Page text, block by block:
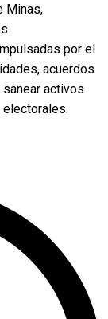
Minas,
por el
acuerdos
activos